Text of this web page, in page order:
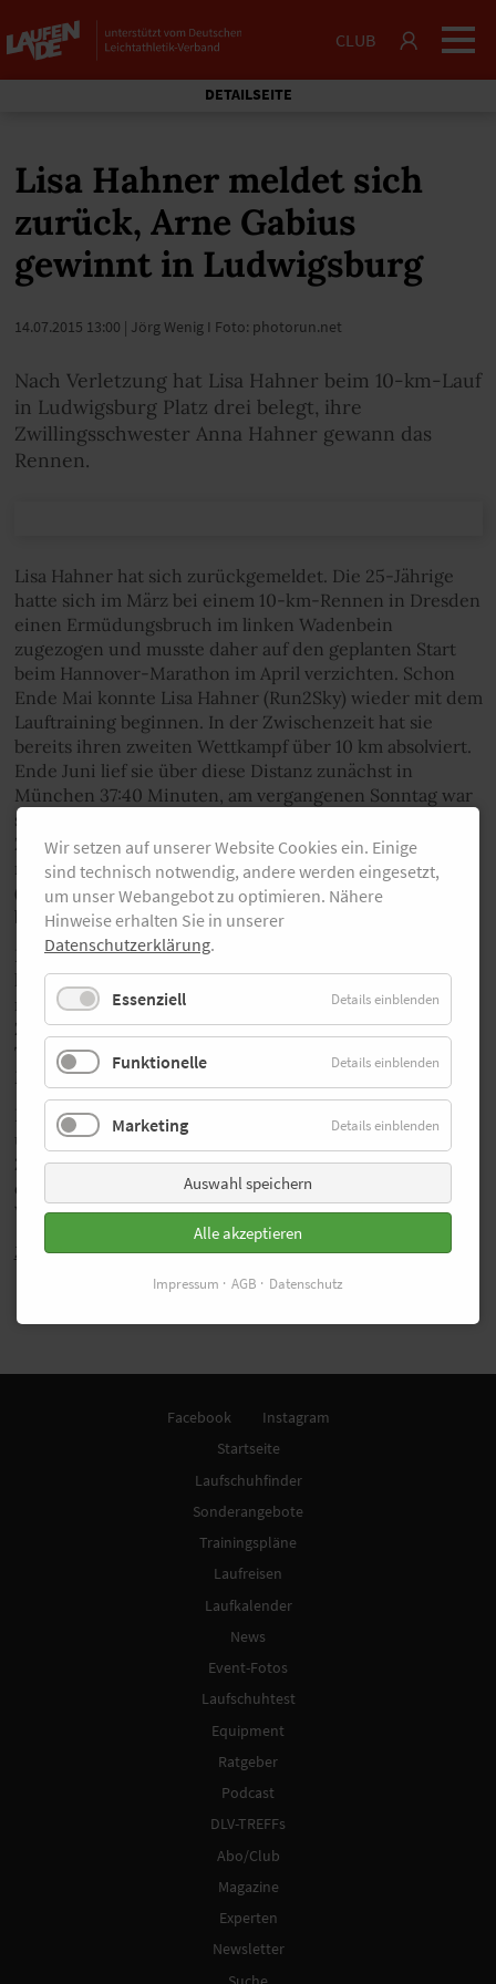
CLUB
DETAILSEITE
Lisa Hahner meldet sich
zurück, Arne Gabius
gewinnt in Ludwigsburg
14.07.2015 13:00 | Jörg Wenig I Foto: photorun.net
Nach Verletzung hat Lisa Hahner beim 10-km-Lauf
in Ludwigsburg Platz drei belegt, ihre
Zwillingsschwester Anna Hahner gewann das
Rennen.
Lisa Hahner hat sich zurückgemeldet. Die 25-Jährige
hatte sich im März bei einem 10-km-Rennen in Dresden
einen Ermüdungsbruch im linken Wadenbein
zugezogen und musste daher auf den geplanten Start
beim Hannover-Marathon im April verzichten. Schon
Ende Mai konnte Lisa Hahner (Run2Sky) wieder mit dem
Lauftraining beginnen. In der Zwischenzeit hat sie
bereits ihren zweiten Wettkampf über 10 km absolviert.
Ende Juni lief sie über diese Distanz zunächst in
München 37:40 Minuten, am vergangenen Sonntag war
sie in Ludwigsburg als Dritte nach 36:09 im Ziel. Ihre
Zwillingsschwester Anna Hahner gewann das Rennen
mit 34:55 Minuten, Zweite wurde Isabel Leibfried
(Therapie Reha Siegele) in 35:33. Anna und Lisa Hahner
bereiten sich langfristig auf einen Herbst-Marathon vor.
Das Rennen der Männer entschied in Ludwigsburg bei
hohen Temperaturen Arne Gabius (Marathon Hamburg)
mit großem Vorsprung in 30:07 Minuten für sich.
Zweiter wurde der ehemalige Marathon-WM-
Teilnehmer Tobias Sauter (Team Roy Sports) in 32:20 vor
Markus Hauber (Salamander Kornwestheim/32:26).
Für Arne Gabius steht in den nächsten Wochen das
umfangreiche Training für den Frankfurt-Marathon am
25. Oktober im Vordergrund. Unterbrochen wird dies
durch seinen Start über 10.000 m bei den
Weltmeisterschaften in Peking am 22. August.
Zurück
Facebook
Instagram
Startseite
Laufschuhfinder
Sonderangebote
Trainingspläne
Laufreisen
Laufkalender
News
Event-Fotos
Laufschuhtest
Equipment
Ratgeber
Podcast
DLV-TREFFs
Abo/Club
Magazine
Experten
Newsletter
Wir setzen auf unserer Website Cookies ein. Einige
sind technisch notwendig, andere werden eingesetzt,
um unser Webangebot zu optimieren. Nähere
Hinweise erhalten Sie in unserer
Datenschutzerklärung.
Essenziell Details einblenden
Funktionelle Details einblenden
Marketing Details einblenden
Auswahl speichern
Alle akzeptieren
Impressum AGB Datenschutz